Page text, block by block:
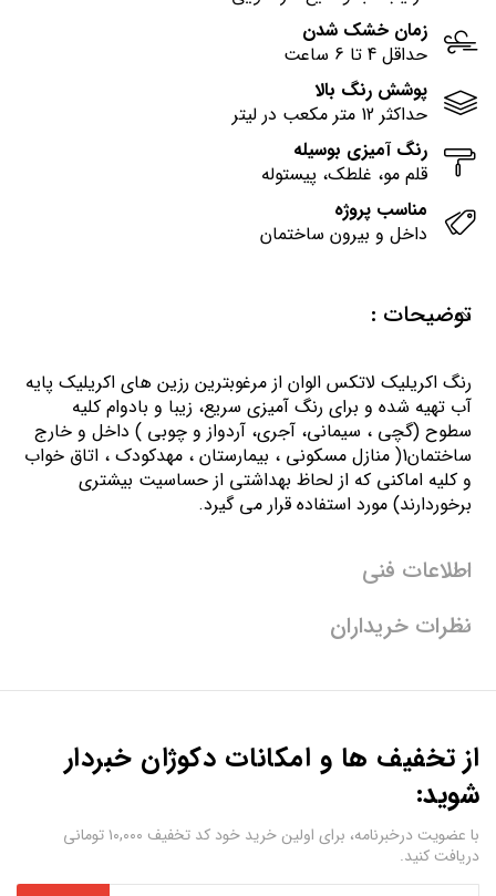
زمان خشک شدن
حداقل 4 تا 6 ساعت
پوشش رنگ بالا
حداکثر 12 متر مکعب در لیتر
رنگ آمیزی بوسیله
قلم مو، غلطک، پیستوله
مناسب پروژه
داخل و بیرون ساختمان
توضیحات :
رنگ اكريليك لاتكس الوان از مرغوبترين رزين هاي اكريليك پايه
آب تهيه شده و برای رنگ آمیزی سریع، زیبا و بادوام کلیه
سطوح (گچی ، سیمانی، آجری، آردواز و چوبی ) داخل و خارج
ساختمان1( منازل مسكوني ، بيمارستان ، مهدكودك ، اتاق خواب
و كليه اماكني كه از لحاظ بهداشتي از حساسيت بيشتري
برخوردارند) مورد استفاده قرار می گیرد.
اطلاعات فنی
نظرات خریداران
از تخفیف ها و امکانات دکوژان خبردار
شوید:
با عضویت درخبرنامه، برای اولین خرید خود کد تخفیف ۱۰,۰۰۰ تومانی
دریافت کنید.